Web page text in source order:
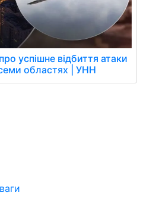
успішне відбиття атаки
областях | УНН